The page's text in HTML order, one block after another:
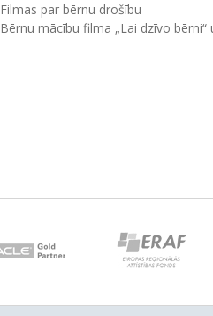
Filmas par bērnu drošību
Bērnu mācību filma „Lai dzīvo bērni“